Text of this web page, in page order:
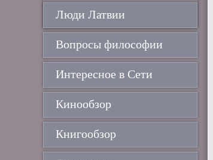
Люди Латвии
Вопросы философии
Интересное в Сети
Кинообзор
Книгообзор